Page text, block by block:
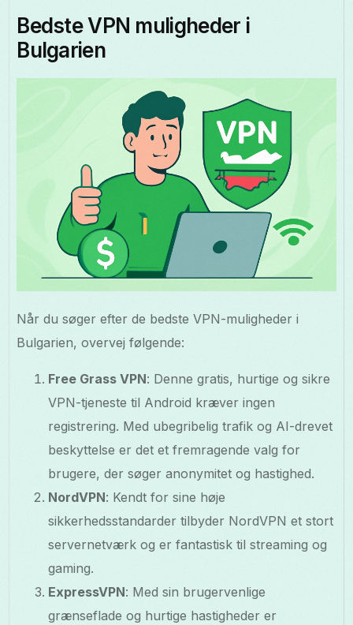
Bedste VPN muligheder i
Bulgarien
Når du søger efter de bedste VPN-muligheder i
Bulgarien, overvej følgende:
Free Grass VPN: Denne gratis, hurtige og sikre
VPN-tjeneste til Android kræver ingen
registrering. Med ubegribelig trafik og AI-drevet
beskyttelse er det et fremragende valg for
brugere, der søger anonymitet og hastighed.
NordVPN: Kendt for sine høje
sikkerhedsstandarder tilbyder NordVPN et stort
servernetværk og er fantastisk til streaming og
gaming.
ExpressVPN: Med sin brugervenlige
grænseflade og hurtige hastigheder er